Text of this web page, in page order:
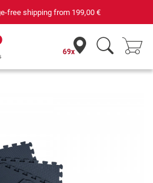
free shipping from 199,00 €
69x